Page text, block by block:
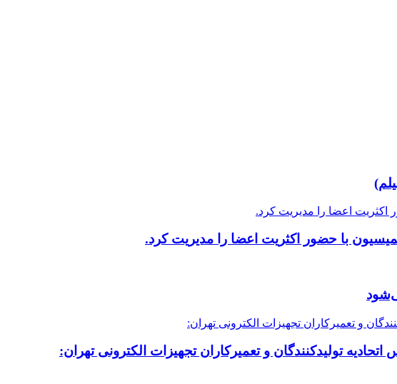
با حضور اکثریت اعضا را مدیریت کرد.
تولیدکنندگان و تعمیرکاران تجهیزات الکترونی تهران: